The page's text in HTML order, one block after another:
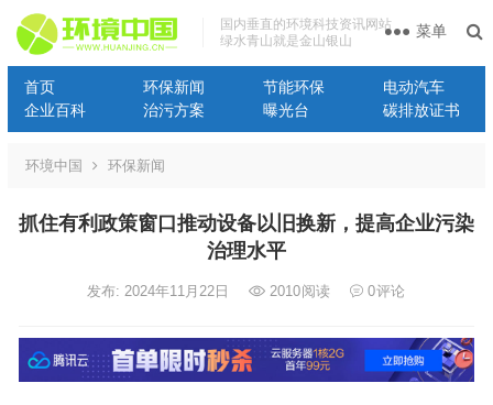
国内垂直的环境科技资讯网站
绿水青山就是金山银山
首页 环保新闻 节能环保
电动汽车
企业百科
治污方案 曝光台 碳排放证书
菜单
环境中国 环保新闻
抓住有利政策窗口推动设备以旧换新，提高企业污染
治理水平
发布: 2024年11月22日 2010阅读 0评论